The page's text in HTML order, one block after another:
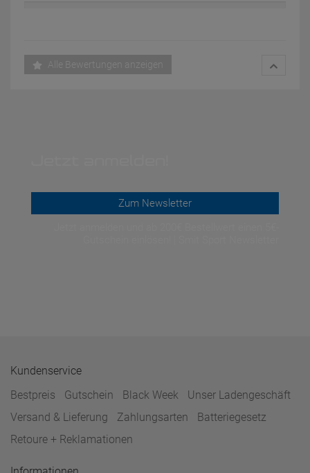
Alle Bewertungen anzeigen
Zum Newsletter
Kundenservice
Bestpreis
Gutschein Black Week
Unser Ladengeschäft
Versand & Lieferung
Zahlungsarten
Batteriegesetz
Retoure + Reklamationen